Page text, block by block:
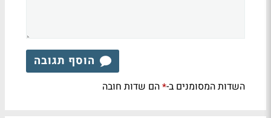
הוסף תגובה
השדות המסומנים ב-*הם שדות חובה